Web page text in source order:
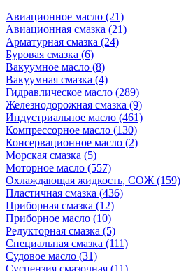
Авиационное масло (21)
Авиационная смазка (21)
Арматурная смазка (24)
Буровая смазка (6)
Вакуумное масло (8)
Вакуумная смазка (4)
Гидравлическое масло (289)
Железнодорожная смазка (9)
Индустриальное масло (461)
Компрессорное масло (130)
Консервационное масло (2)
Морская смазка (5)
Моторное масло (557)
Охлаждающая жидкость, СОЖ (159)
Пластичная смазка (436)
Приборная смазка (12)
Приборное масло (10)
Редукторная смазка (5)
Специальная смазка (111)
Судовое масло (31)
Суспензия смазочная (11)